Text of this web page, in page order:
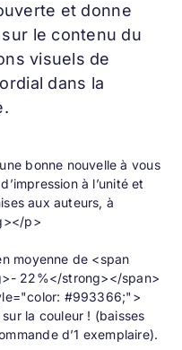
et donne
le contenu du
visuels de
dans la
bonne nouvelle à vous
à l’unité et
aux auteurs, à
p>
moyenne de <span
22%</strong></span>
#993366;">
la couleur ! (baisses
d’1 exemplaire).